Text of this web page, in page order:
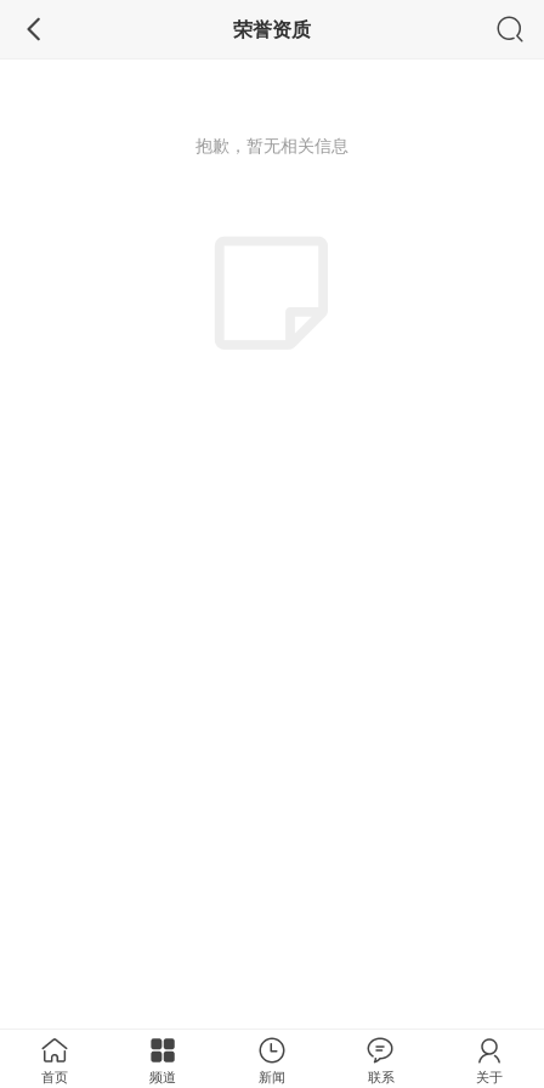
荣誉资质
抱歉，暂无相关信息
首页 频道 新闻 联系 关于